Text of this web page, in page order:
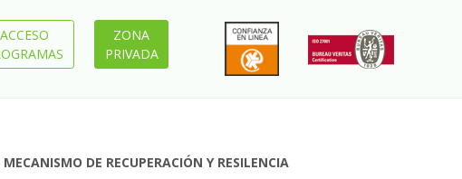
ACCESO
ZONA
PRIVADA
DE RECUPERACIÓN Y RESILENCIA